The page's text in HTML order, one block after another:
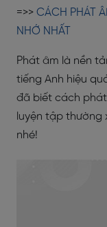
=>> CÁCH PHÁT
NHỚ NHẤT
Phát âm là nền
tiếng Anh hiệu
đã biết cách
luyện tập
nhé!